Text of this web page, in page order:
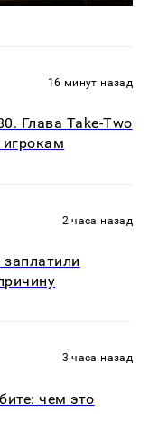
16 минут назад
Глава Take-Two
2 часа назад
3 часа назад
чем это